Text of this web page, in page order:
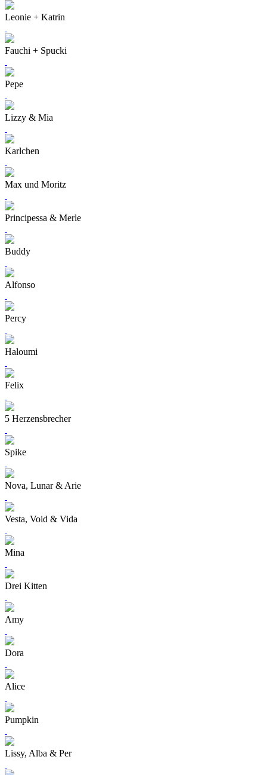
Leonie + Katrin
Fauchi + Spucki
Pepe
Lizzy & Mia
Karlchen
Max und Moritz
Principessa & Merle
Buddy
Alfonso
Percy
Haloumi
Felix
5 Herzensbrecher
Spike
Nova, Lunar & Arie
Vesta, Void & Vida
Mina
Drei Kitten
Amy
Dora
Alice
Pumpkin
Lissy, Alba & Per